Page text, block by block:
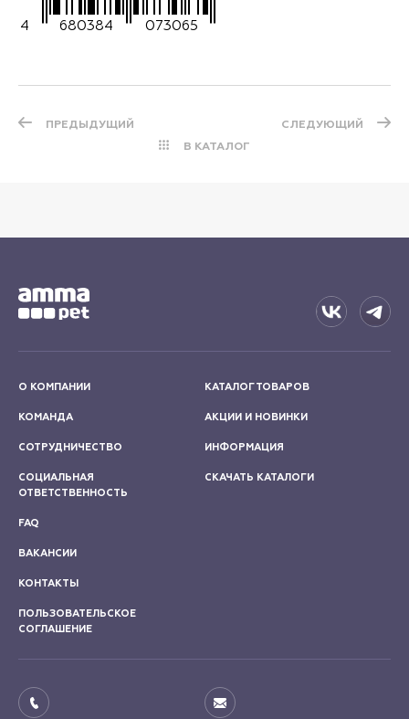
4 680384 073065
ПРЕДЫДУЩИЙ
В КАТАЛОГ
СЛЕДУЮЩИЙ
О КОМПАНИИ
КОМАНДА
СОТРУДНИЧЕСТВО
СОЦИАЛЬНАЯ
ОТВЕТСТВЕННОСТЬ
КАТАЛОГ ТОВАРОВ
АКЦИИ И НОВИНКИ
ИНФОРМАЦИЯ
СКАЧАТЬ КАТАЛОГИ
FAQ
ВАКАНСИИ
КОНТАКТЫ
ПОЛЬЗОВАТЕЛЬСКОЕ
СОГЛАШЕНИЕ